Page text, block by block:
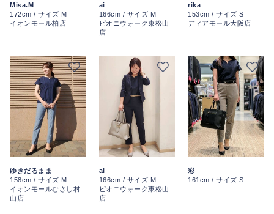
Misa.M
172cm / サイズ M
イオンモール柏店
ai
166cm / サイズ M
ピオニウォーク東松山
店
rika
153cm / サイズ S
ディアモール大阪店
ゆきだるまま
158cm / サイズ M
イオンモールむさし村
山店
ai
166cm / サイズ M
ピオニウォーク東松山
店
彩
161cm / サイズ S